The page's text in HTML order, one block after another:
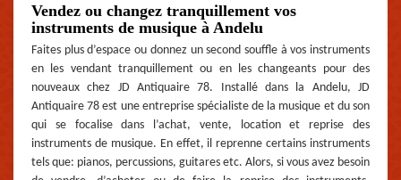
Vendez ou changez tranquillement vos
instruments de musique à Andelu
Faites plus d’espace ou donnez un second souffle à vos instruments
en les vendant tranquillement ou en les changeants pour des
nouveaux chez JD Antiquaire 78. Installé dans la Andelu, JD
Antiquaire 78 est une entreprise spécialiste de la musique et du son
qui se focalise dans l’achat, vente, location et reprise des
instruments de musique. En effet, il reprenne certains instruments
tels que: pianos, percussions, guitares etc. Alors, si vous avez besoin